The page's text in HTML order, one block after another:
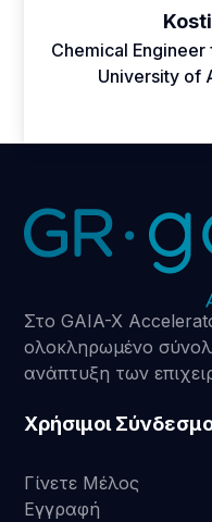
Chemical
University of
Στο GAIA-X
ολοκληρωμένο
ανάπτυξη των
Χρήσιμοι
Γίνετε Μέλος
Εγγραφή